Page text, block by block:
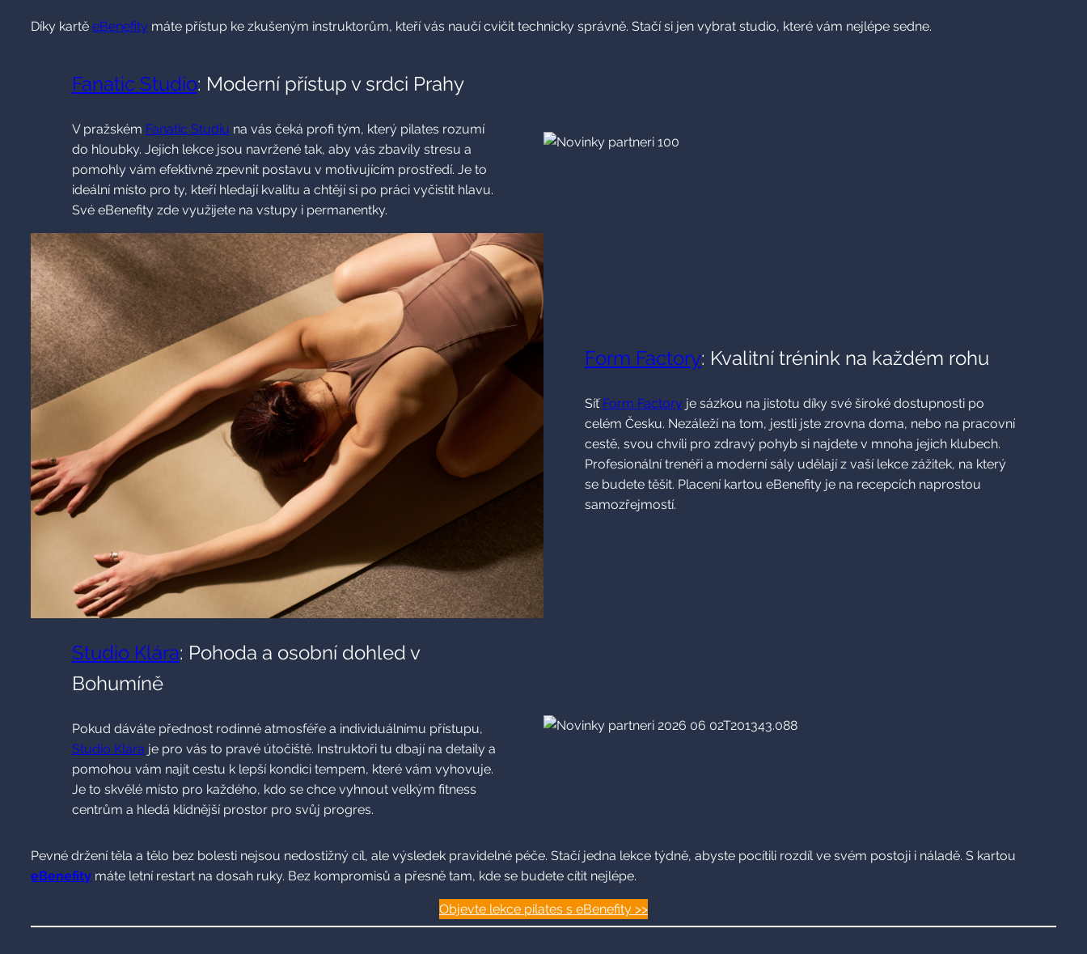
Díky kartě eBenefity máte přístup ke zkušeným instruktorům, kteří vás naučí cvičit technicky správně. Stačí si jen vybrat studio, které vám nejlépe sedne.
Fanatic Studio: Moderní přístup v srdci Prahy
V pražském Fanatic Studiu na vás čeká profi tým, který pilates rozumí
do hloubky. Jejich lekce jsou navržené tak, aby vás zbavily stresu a
pomohly vám efektivně zpevnit postavu v motivujícím prostředí. Je to
ideální místo pro ty, kteří hledají kvalitu a chtějí si po práci vyčistit hlavu.
Své eBenefity zde využijete na vstupy i permanentky.
Form Factory: Kvalitní trénink na každém rohu
Síť Form Factory je sázkou na jistotu díky své široké dostupnosti po
celém Česku. Nezáleží na tom, jestli jste zrovna doma, nebo na pracovní
cestě, svou chvíli pro zdravý pohyb si najdete v mnoha jejich klubech.
Profesionální trenéři a moderní sály udělají z vaší lekce zážitek, na který
se budete těšit. Placení kartou eBenefity je na recepcích naprostou
samozřejmostí.
Studio Klára: Pohoda a osobní dohled v
Bohumíně
Pokud dáváte přednost rodinné atmosféře a individuálnímu přístupu,
Studio Klára je pro vás to pravé útočiště. Instruktoři tu dbají na detaily a
pomohou vám najít cestu k lepší kondici tempem, které vám vyhovuje.
Je to skvělé místo pro každého, kdo se chce vyhnout velkým fitness
centrům a hledá klidnější prostor pro svůj progres.
Pevné držení těla a tělo bez bolesti nejsou nedostižný cíl, ale výsledek pravidelné péče. Stačí jedna lekce týdně, abyste pocítili rozdíl ve svém postoji i náladě. S kartou
eBenefity máte letní restart na dosah ruky. Bez kompromisů a přesně tam, kde se budete cítit nejlépe.
Objevte lekce pilates s eBenefity >>